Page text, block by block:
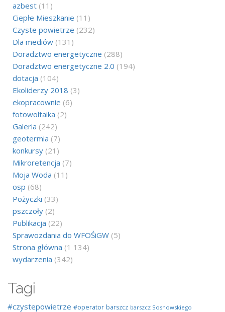
azbest (11)
Ciepłe Mieszkanie (11)
Czyste powietrze (232)
Dla mediów (131)
Doradztwo energetyczne (288)
Doradztwo energetyczne 2.0 (194)
dotacja (104)
Ekoliderzy 2018 (3)
ekopracownie (6)
fotowoltaika (2)
Galeria (242)
geotermia (7)
konkursy (21)
Mikroretencja (7)
Moja Woda (11)
osp (68)
Pożyczki (33)
pszczoły (2)
Publikacja (22)
Sprawozdania do WFOŚiGW (5)
Strona główna (1 134)
wydarzenia (342)
Tagi
#czystepowietrze #operator barszcz barszcz Sosnowskiego